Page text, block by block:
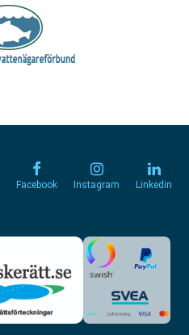
Facebook Instagram Linkedin